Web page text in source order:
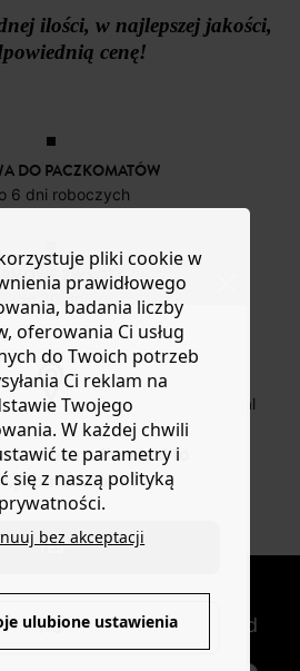
to be redirected to
?
YES
NO
ilości, w najlepszej jakości,
cenę!
DO PACZKOMATÓW
6 dni roboczych
ZWROTY
do 30 dni
PŁATNOŚC
Pay, Przelew internetowy, Paypal
ROZ. 34 DO 48
artykuły online
modowe i oferty Promod
pliki cookie w
prawidłowego
badania liczby
oferowania Ci usług
do Twoich potrzeb
Ci reklam na
Twojego
W każdej chwili
te parametry i
się z naszą polityką
prywatności.
bez akceptacji
ulubione ustawienia